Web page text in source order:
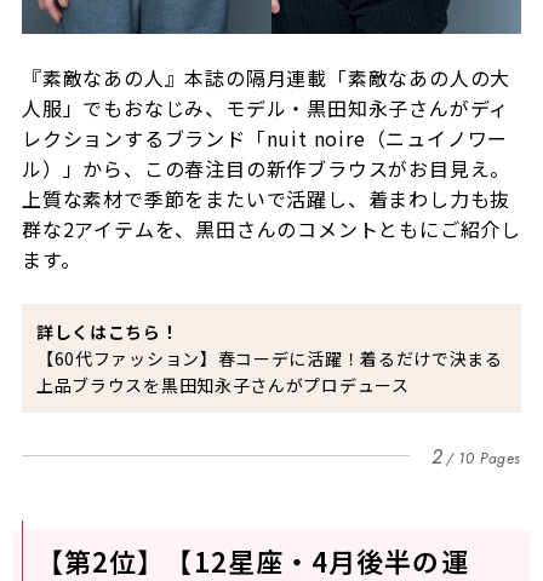
『素敵なあの人』本誌の隔月連載「素敵なあの人の大
人服」でもおなじみ、モデル・黒田知永子さんがディ
レクションするブランド「nuit noire（ニュイノワー
ル）」から、この春注目の新作ブラウスがお目見え。
上質な素材で季節をまたいで活躍し、着まわし力も抜
群な2アイテムを、黒田さんのコメントともにご紹介し
ます。
詳しくはこちら！
【60代ファッション】春コーデに活躍！着るだけで決まる
上品ブラウスを黒田知永子さんがプロデュース
2 10 Pages
【第2位】【12星座・4月後半の運